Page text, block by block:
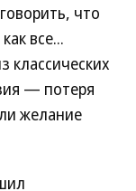
что
все...
— потеря
желание